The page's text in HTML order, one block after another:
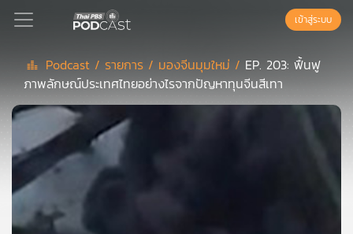
Podcast
เพล
ย์
สต์
แนะนำ
เข้าสู่ระบบ
Podcast / รายการ / มองจีนมุมใหม่ / EP. 203: ฟื้นฟู
ภาพลักษณ์ประเทศไทยอย่างไรจากปัญหาทุนจีนสีเทา